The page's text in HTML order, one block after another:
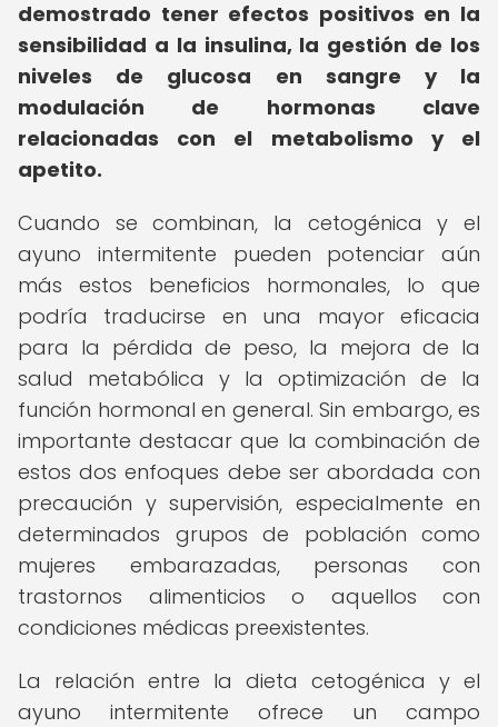
demostrado tener efectos positivos en la
sensibilidad a la insulina, la gestión de los
niveles de glucosa en sangre y la
modulación de hormonas clave
relacionadas con el metabolismo y el
apetito.
Cuando se combinan, la cetogénica y el
ayuno intermitente pueden potenciar aún
más estos beneficios hormonales, lo que
podría traducirse en una mayor eficacia
para la pérdida de peso, la mejora de la
salud metabólica y la optimización de la
función hormonal en general. Sin embargo, es
importante destacar que la combinación de
estos dos enfoques debe ser abordada con
precaución y supervisión, especialmente en
determinados grupos de población como
mujeres embarazadas, personas con
trastornos alimenticios o aquellos con
condiciones médicas preexistentes.
La relación entre la dieta cetogénica y el
ayuno intermitente ofrece un campo